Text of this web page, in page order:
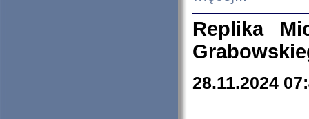
Replika
28.11.2024